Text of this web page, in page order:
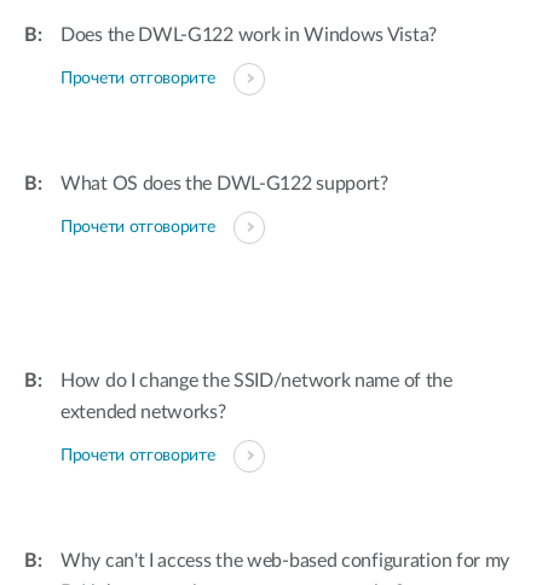
Does the DWL-G122 work in Windows Vista?
Прочети отговорите
What OS does the DWL-G122 support?
Прочети отговорите
How do I change the SSID/network name of the
extended networks?
Прочети отговорите
Why can't I access the web-based configuration for my